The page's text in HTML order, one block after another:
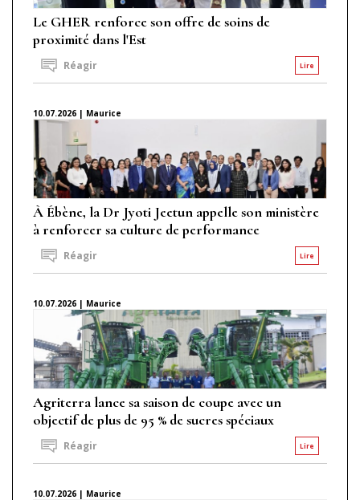
Le GHER renforce son offre de soins de
proximité dans l'Est
Lire
Réagir
10.07.2026 | Maurice
À Ébène, la Dr Jyoti Jeetun appelle son ministère
à renforcer sa culture de performance
Lire
Réagir
10.07.2026 | Maurice
Agriterra lance sa saison de coupe avec un
objectif de plus de 95 % de sucres spéciaux
Lire
Réagir
10.07.2026 | Maurice